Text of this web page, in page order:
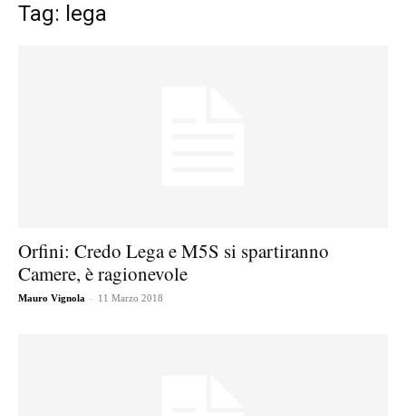
Tag: lega
Orfini: Credo Lega e M5S si spartiranno
Camere, è ragionevole
Mauro Vignola - 11 Marzo 2018